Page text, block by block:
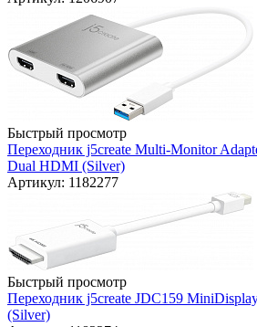
Быстрый просмотр
Переходник j5create Multi-Monitor
Dual HDMI (Silver)
Артикул: 1182277
Быстрый просмотр
Переходник j5create JDC159
(Silver)